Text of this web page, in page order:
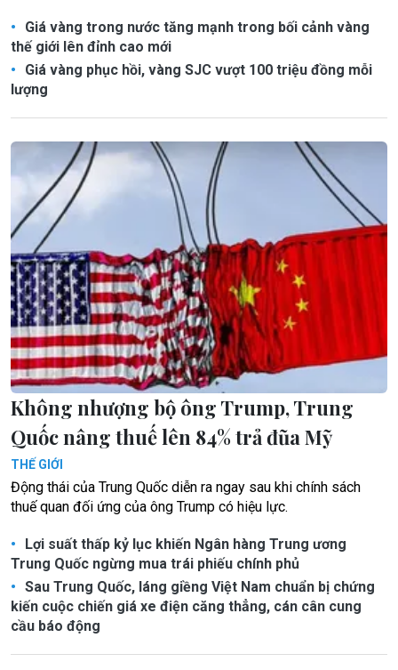
Giá vàng trong nước tăng mạnh trong bối cảnh vàng
thế giới lên đỉnh cao mới
Giá vàng phục hồi, vàng SJC vượt 100 triệu đồng mỗi
lượng
Không nhượng bộ ông Trump, Trung
Quốc nâng thuế lên 84% trả đũa Mỹ
THẾ GIỚI
Động thái của Trung Quốc diễn ra ngay sau khi chính sách
thuế quan đối ứng của ông Trump có hiệu lực.
Lợi suất thấp kỷ lục khiến Ngân hàng Trung ương
Trung Quốc ngừng mua trái phiếu chính phủ
Sau Trung Quốc, láng giềng Việt Nam chuẩn bị chứng
kiến cuộc chiến giá xe điện căng thẳng, cán cân cung
cầu báo động